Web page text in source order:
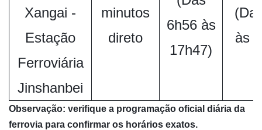
Xangai -
Estação
Ferroviária
Jinshanbei
minutos
direto
6h56 às
17h47)
às
Observação: verifique a programação oficial diária da
ferrovia para confirmar os horários exatos.